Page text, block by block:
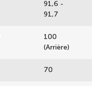
91,6 -
91,7
100
(Arrière)
70